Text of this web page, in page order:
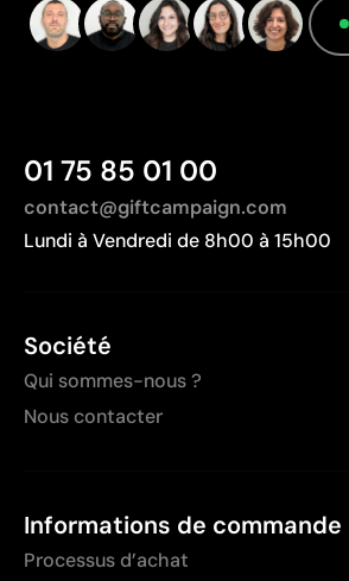
01 75 85 01 00
contact@giftcampaign.com
Lundi à Vendredi de 8h00 à 15h00
Société
Qui sommes-nous ?
Nous contacter
Informations de commande
Processus d’achat